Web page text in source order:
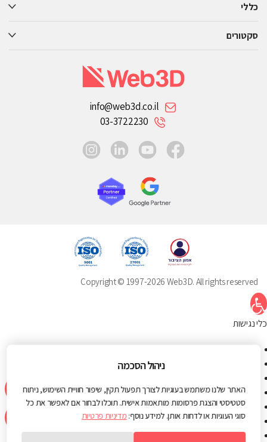
כללי
סקטורים
info@web3d.co.il
03-3722230
facebook
youtube
linkedin
Copyright © 1997-2026 Web3D. All rights reserved
פתח סרגל נגישות
כלי נגישות
הגדל טקסט
ניגודיות גבוהה
ניגודיות הפוכה
רקע בהיר
הדגשת קישורים
ניהול הסכמה
האתר שלנו משתמש בעוגיות לצורך תפעול תקין, שיפור חוויית השימוש, ניתוח
סטטיסטי והצגת פרסומות מותאמות אישית. תוכלו לבחור אם לאפשר את כל
סוגי העוגיות או לדחות אותן. למידע נוסף:מדיניות פרטיות